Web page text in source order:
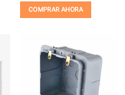
COMPRAR AHORA